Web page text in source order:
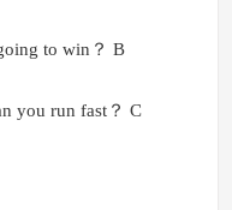
to win？ B
you run fast？ C